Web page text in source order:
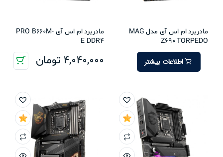
مادربرد ام اس آی مدل MAG
Z690 TORPEDO
اطلاعات بیشتر
مادربرد ام اس آی PRO B660M-
E DDR4
4,040,000 تومان